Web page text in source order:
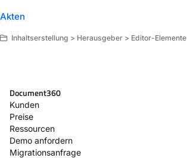
Akten
Inhaltserstellung > Herausgeber > Editor-Elemente
Document360
Kunden
Preise
Ressourcen
Demo anfordern
Migrationsanfrage